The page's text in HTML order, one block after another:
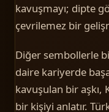
kavuşmayı; dipte
çevrilemez bir
Diğer sembollerle
daire kariyerde
kavuşulan bir aşkı,
bir kişiyi anlatır.